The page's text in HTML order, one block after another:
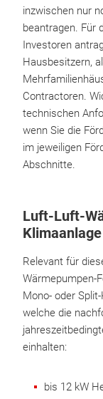
inzwischen nur
beantragen. Für
Investoren
Hausbesitzern,
Contractoren.
technischen
wenn Sie die
im jeweiligen
Abschnitte.
Luft-Luft-
Relevant für
Wärmepumpen-
Mono- oder
welche die
einhalten:
bis 12 kW